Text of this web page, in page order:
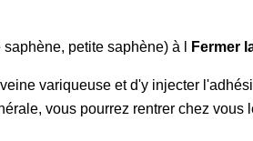
petite saphène) à l Fermer
variqueuse et d'y injecter
vous pourrez rentrer chez vous